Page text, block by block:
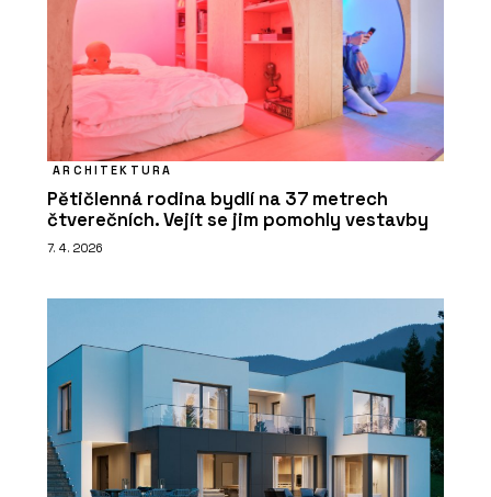
ARCHITEKTURA
Pětičlenná rodina bydlí na 37 metrech
čtverečních. Vejít se jim pomohly vestavby
7. 4. 2026